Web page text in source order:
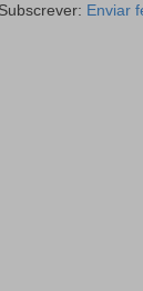
Subscrever: Enviar